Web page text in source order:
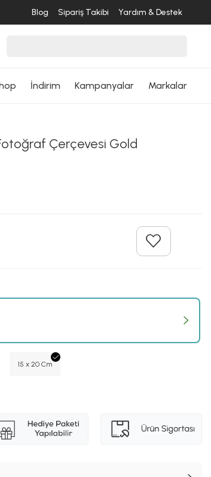
Blog Sipariş Takibi Yardım & Destek
İndirim Kampanyalar Markalar
Çerçevesi Gold
15 x 20 Cm